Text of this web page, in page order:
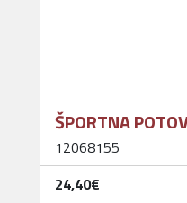
ŠPORTNA
12068155
24,40‎€